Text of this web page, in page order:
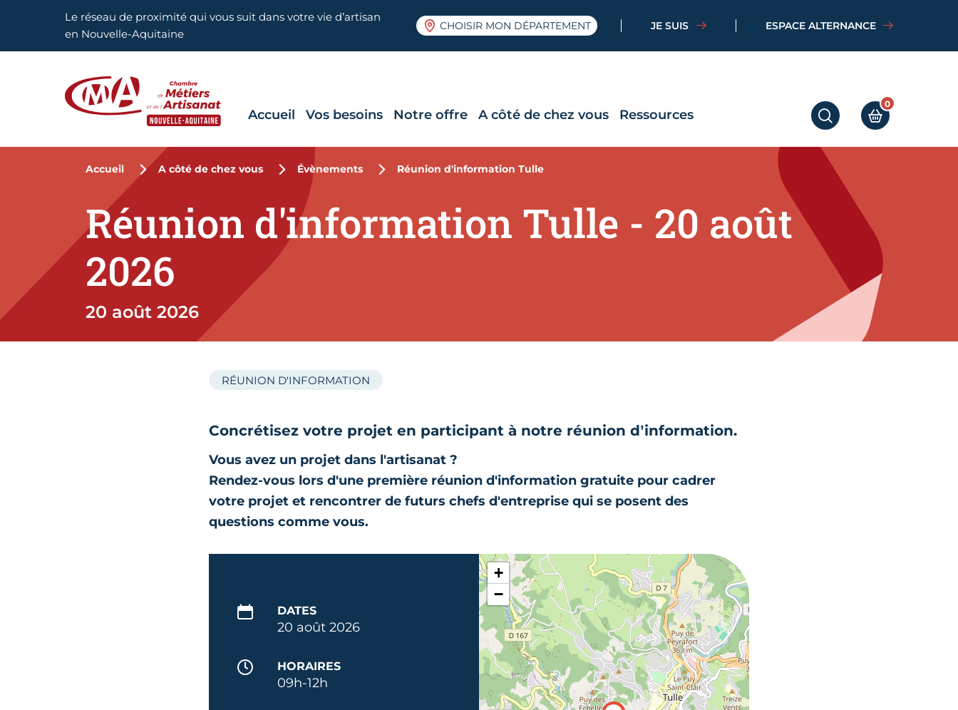
Aller en haut de pageLe réseau de proximité qui vous suit dans votre vie d’artisan
en Nouvelle-Aquitaine
CHOISIR MON DÉPARTEMENT JE SUIS ESPACE ALTERNANCE
RECHERCHERMON PANIER
0
Accueil Vos besoins Notre offre A côté de chez vous Ressources
Accueil A côté de chez vous Évènements Réunion d'information Tulle
Réunion d'information Tulle - 20 août
2026
20 août 2026
RÉUNION D'INFORMATION
Concrétisez votre projet en participant à notre réunion d’information.
Vous avez un projet dans l'artisanat ?
Rendez-vous lors d'une première réunion d'information gratuite pour cadrer
votre projet et rencontrer de futurs chefs d'entreprise qui se posent des
questions comme vous.
DATES
20 août 2026
HORAIRES
09h-12h
+
−